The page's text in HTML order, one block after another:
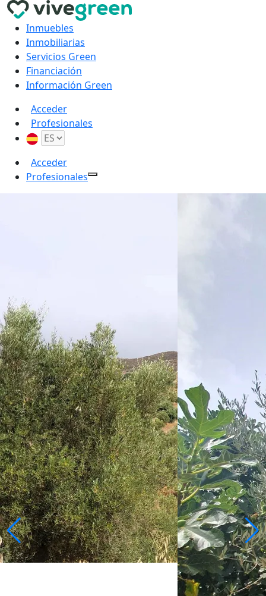
Inmuebles
Inmobiliarias
Servicios Green
Financiación
Información Green
Acceder
Profesionales
Acceder
Profesionales